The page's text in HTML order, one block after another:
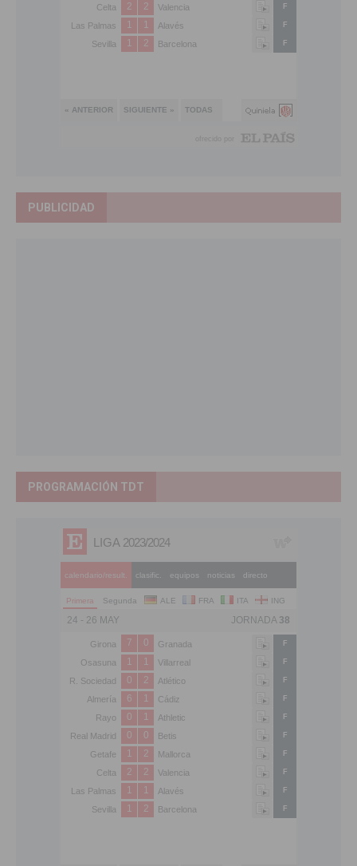
PUBLICIDAD
PROGRAMACIÓN TDT